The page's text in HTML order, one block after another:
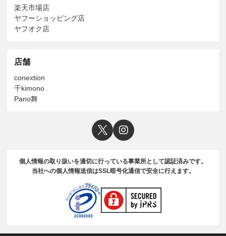
楽天市場店
ヤフーショッピング店
ヤフオク店
店舗
conextion
千kimono
Pano舞
個人情報の取り扱いを適切に行っている事業所として認証済みです。
当社への個人情報送信はSSL暗号化通信で安全に行えます。